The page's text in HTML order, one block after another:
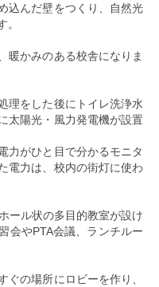
込んだ壁をつくり、自然光
暖かみのある校舎になりま
理をした後にトイレ洗浄水
太陽光・風力発電機が設置
力がひと目で分かるモニタ
電力は、校内の街灯に使わ
ール状の多目的教室が設け
会やPTA会議、ランチルー
ぐの場所にロビーを作り、